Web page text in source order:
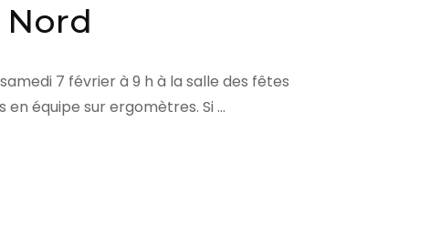
Nord
7 février à 9 h à la salle des fêtes
en équipe sur ergomètres. Si …